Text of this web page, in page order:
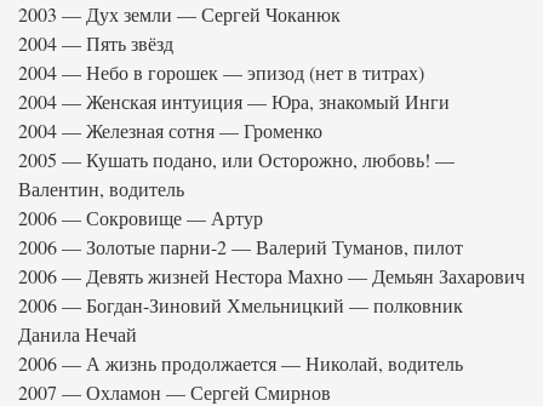
2003 — Дух земли — Сергей Чоканюк
2004 — Пять звёзд
2004 — Небо в горошек — эпизод (нет в титрах)
2004 — Женская интуиция — Юра, знакомый Инги
2004 — Железная сотня — Громенко
2005 — Кушать подано, или Осторожно, любовь! —
Валентин, водитель
2006 — Сокровище — Артур
2006 — Золотые парни-2 — Валерий Туманов, пилот
2006 — Девять жизней Нестора Махно — Демьян Захарович
2006 — Богдан-Зиновий Хмельницкий — полковник
Данила Нечай
2006 — А жизнь продолжается — Николай, водитель
2007 — Охламон — Сергей Смирнов